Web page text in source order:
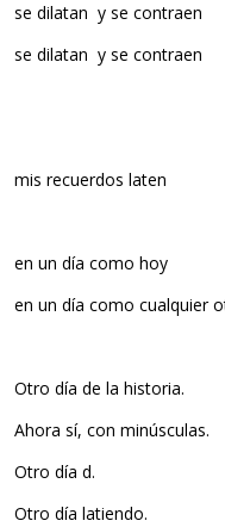
se dilatan y se contraen
se dilatan y se contraen
mis recuerdos laten
en un día como hoy
en un día como cualquier
Otro día de la historia.
Ahora sí, con minúsculas.
Otro día d.
Otro día latiendo.